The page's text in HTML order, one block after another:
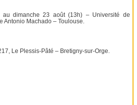
dimanche 23 août (13h) – Université de
Antonio Machado – Toulouse.
Le Plessis-Pâté – Bretigny-sur-Orge.